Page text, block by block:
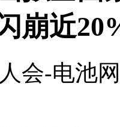
崩近
会-电池